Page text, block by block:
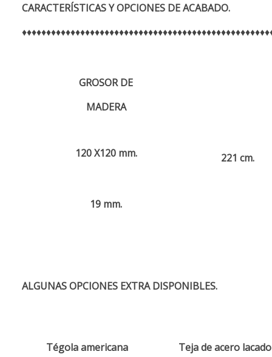
CARACTERÍSTICAS Y OPCIONES DE ACABADO.
GROSOR DE
MADERA
120 X120 mm. 221 cm.
19 mm.
ALGUNAS OPCIONES EXTRA DISPONIBLES.
Tégola americana Teja de acero lacado